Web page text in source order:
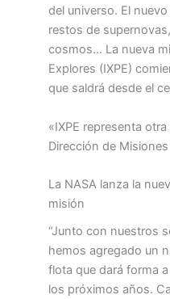
del universo. El
restos de
cosmos… La nueva
Explores (IXPE)
que saldrá desde el
«IXPE representa
Dirección de
La NASA lanza la
misión
“Junto con nuestros
hemos agregado un
flota que dará forma
los próximos años.